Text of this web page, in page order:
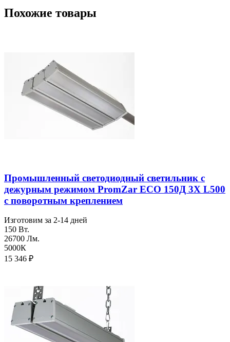
Похожие товары
Промышленный светодиодный светильник с
дежурным режимом PromZar ECO 150Д 3Х L500
с поворотным креплением
Изготовим за 2-14 дней
150 Вт.
26700 Лм.
5000К
15 346 ₽